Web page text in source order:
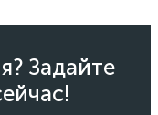
Задайте